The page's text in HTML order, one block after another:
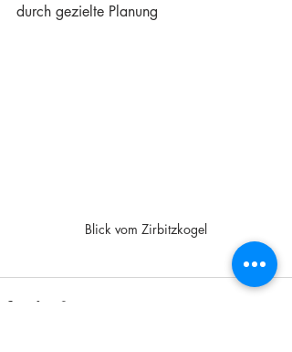
durch gezielte Planung
Blick vom Zirbitzkogel